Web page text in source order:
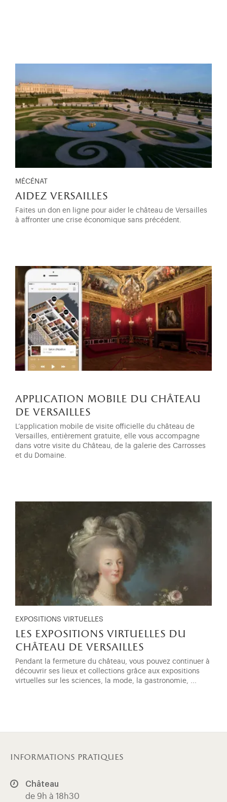
MÉCÉNAT
aidez versailles
Faites un don en ligne pour aider le château de Versailles
à affronter une crise économique sans précédent.
application mobile du château
de versailles
L’application mobile de visite officielle du château de
Versailles, entièrement gratuite, elle vous accompagne
dans votre visite du Château, de la galerie des Carrosses
et du Domaine.
EXPOSITIONS VIRTUELLES
les expositions virtuelles du
château de versailles
Pendant la fermeture du château, vous pouvez continuer à
découvrir ses lieux et collections grâce aux expositions
virtuelles sur les sciences, la mode, la gastronomie, ...
informations pratiques
Château
de 9h à 18h30